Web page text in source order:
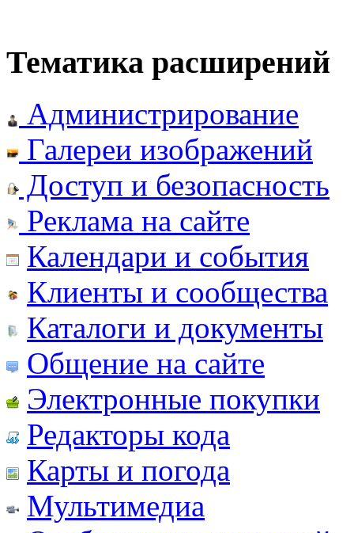
Тематика расширений
Администрирование
Галереи изображений
Доступ и безопасность
Реклама на сайте
Календари и события
Клиенты и сообщества
Каталоги и документы
Общение на сайте
Электронные покупки
Редакторы кода
Карты и погода
Мультимедиа